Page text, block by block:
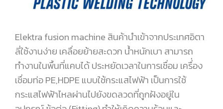
Elektra fusion machine สินค้านำเข้าจากประเทศอิตา
ลี่ใช้งานง่าย เคลื่อยย้ายสะดวก น้ำหนักเบา สามารถ
ทำงานในพื้นที่แคบได้ ประหยัดเวลาในการเชื่อม เครื่่อง
เชื่อมท่อ PE,HDPE แบบใช้กระแสไฟฟ้า เป็นการใช้
กระแสไฟฟ้าไหลผ่านไปยังขดลวดที่ถูกฝังอยู่ใน